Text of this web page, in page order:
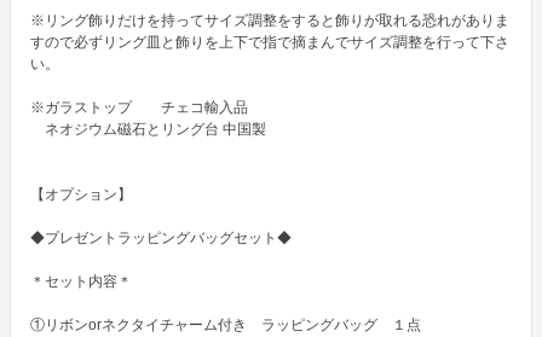
※リング飾りだけを持ってサイズ調整をすると飾りが取れる恐れがありま
すので必ずリング皿と飾りを上下で指で摘まんでサイズ調整を行って下さ
い。
※ガラストップ　　チェコ輸入品
ネオジウム磁石とリング台 中国製
【オプション】
◆プレゼントラッピングバッグセット◆
＊セット内容＊
①リボンorネクタイチャーム付き　ラッピングバッグ　１点